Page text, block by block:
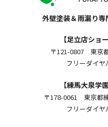
外壁塗装＆雨漏り
【足立店ショ
〒121-0807 東京
フリーダイヤ
【練馬大泉学
〒178-0061 東京都
フリーダイヤ